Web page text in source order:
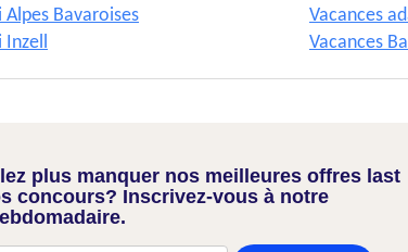
Alpes Bavaroises
Inzell
Vacances
Vacances
plus manquer nos meilleures offres last
concours? Inscrivez-vous à notre